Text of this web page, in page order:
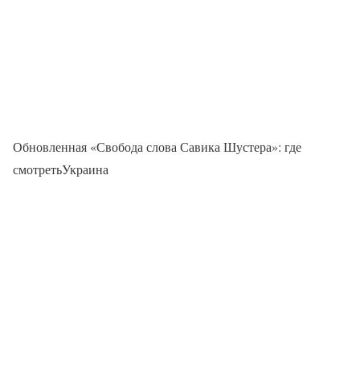
Обновленная «Свобода слова Савика Шустера»: где
смотретьУкраина